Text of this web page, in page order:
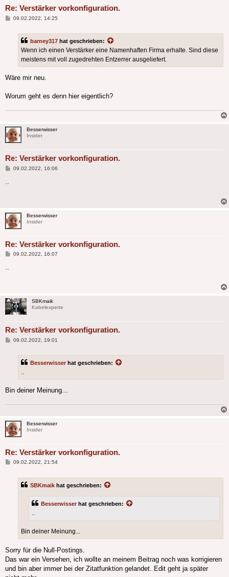
Re: Verstärker vorkonfiguration.
Beitrag
09.02.2022, 14:25
barney317 hat geschrieben:
Wenn ich einen Verstärker eine Namenhaften Firma erhalte. Sind diese
meistens mit voll zugedrehten Entzerrer ausgeliefert.
Wäre mir neu.
Worum geht es denn hier eigentlich?
Besserwisser
Insider
Re: Verstärker vorkonfiguration.
Beitrag
09.02.2022, 16:06
Besserwisser
Insider
Re: Verstärker vorkonfiguration.
Beitrag
09.02.2022, 16:07
..
SBKmaik
Kabelexperte
Re: Verstärker vorkonfiguration.
Beitrag
09.02.2022, 19:01
Besserwisser hat geschrieben:
..
Bin deiner Meinung...
Besserwisser
Insider
Re: Verstärker vorkonfiguration.
Beitrag
09.02.2022, 21:54
SBKmaik hat geschrieben:
Besserwisser hat geschrieben:
..
Bin deiner Meinung...
Sorry für die Null-Postings.
Das war ein Versehen, ich wollte an meinem Beitrag noch was korrigieren
und bin aber immer bei der Zitatfunktion gelandet. Edit geht ja später